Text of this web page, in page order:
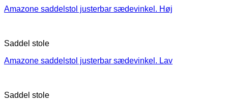
Amazone saddelstol justerbar sædevinkel. Høj
Saddel stole
Amazone saddelstol justerbar sædevinkel. Lav
Saddel stole